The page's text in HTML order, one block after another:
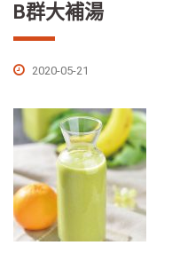
B群大補湯
2020-05-21